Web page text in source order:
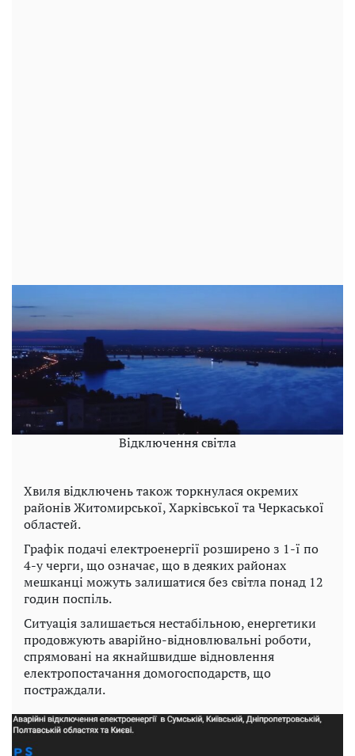
Відключення світла
Хвиля відключень також торкнулася окремих
районів Житомирської, Харківської та Черкаської
областей.
Графік подачі електроенергії розширено з 1-ї по
4-у черги, що означає, що в деяких районах
мешканці можуть залишатися без світла понад 12
годин поспіль.
Ситуація залишається нестабільною, енергетики
продовжують аварійно-відновлювальні роботи,
спрямовані на якнайшвидше відновлення
електропостачання домогосподарств, що
постраждали.